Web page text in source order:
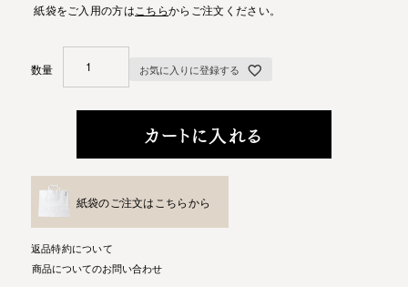
紙袋をご入用の方は こちらからご注文ください。
お気に入りに登録する
カートに入れる
紙袋のご注文はこちらから
返品特約について
商品についてのお問い合わせ